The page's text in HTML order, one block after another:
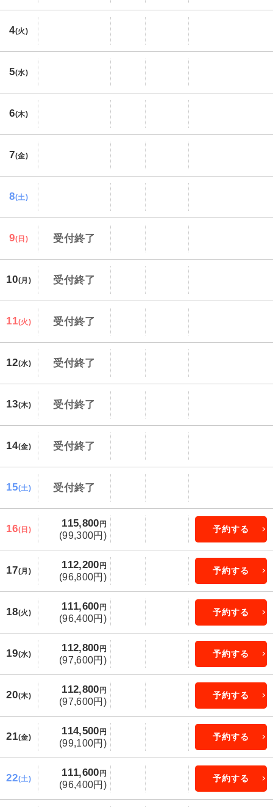
4(火)
5(水)
6(木)
7(金)
8(土)
9(日) 受付終了
10(月) 受付終了
11(火) 受付終了
12(水) 受付終了
13(木) 受付終了
14(金) 受付終了
15(土) 受付終了
16(日)
115,800 円
(99,300円)
予約する
17(月)
112,200 円
(96,800円)
予約する
18(火)
111,600 円
(96,400円)
予約する
19(水)
112,800 円
(97,600円)
予約する
20(木)
112,800 円
(97,600円)
予約する
21(金)
114,500 円
(99,100円)
予約する
22(土)
111,600 円
(96,400円)
予約する